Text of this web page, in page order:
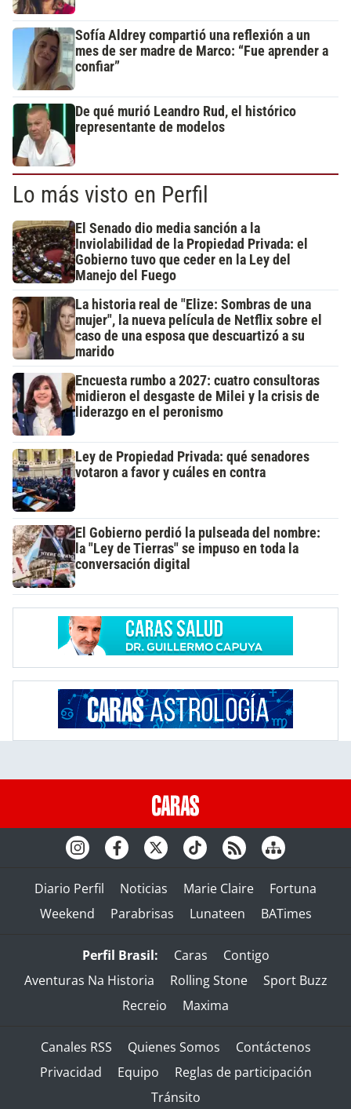
Sofía Aldrey compartió una reflexión a un
mes de ser madre de Marco: “Fue aprender a
confiar”
De qué murió Leandro Rud, el histórico
representante de modelos
Lo más visto en Perfil
El Senado dio media sanción a la
Inviolabilidad de la Propiedad Privada: el
Gobierno tuvo que ceder en la Ley del
Manejo del Fuego
La historia real de "Elize: Sombras de una
mujer", la nueva película de Netflix sobre el
caso de una esposa que descuartizó a su
marido
Encuesta rumbo a 2027: cuatro consultoras
midieron el desgaste de Milei y la crisis de
liderazgo en el peronismo
Ley de Propiedad Privada: qué senadores
votaron a favor y cuáles en contra
El Gobierno perdió la pulseada del nombre:
la "Ley de Tierras" se impuso en toda la
conversación digital
Diario Perfil Noticias Marie Claire
Fortuna
Weekend
Parabrisas Lunateen BATimes
Perfil Brasil: Caras
Contigo
Aventuras Na Historia
Rolling Stone
Sport Buzz
Recreio
Maxima
Canales RSS Quienes Somos
Contáctenos
Privacidad
Equipo
Reglas de participación
Tránsito